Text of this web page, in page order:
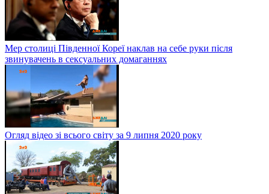
Мер столиці Південної Кореї наклав на себе руки після
звинувачень в сексуальних домаганнях
Огляд відео зі всього світу за 9 липня 2020 року